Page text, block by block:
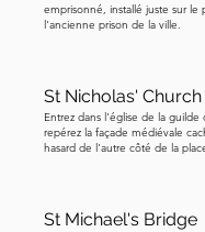
emprisonné, installé juste sur le
l'ancienne prison de la ville.
St Nicholas' Church
Entrez dans l'église de la guilde
repérez la façade médiévale
hasard de l'autre côté de la
St Michael's Bridge